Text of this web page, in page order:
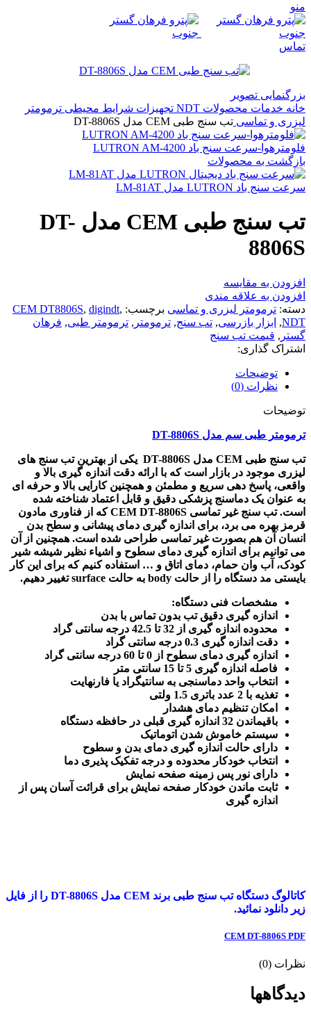
منو
تماس
بزرگنمایی تصویر
خانه خدمات محصولات NDT تجهیزات شرایط محیطی ترمومتر
لیزری و تماسی تب سنج طبی CEM مدل DT-8806S
فلومترهوا-سرعت سنج باد LUTRON AM-4200
بازگشت به محصولات
سرعت سنج باد LUTRON مدل LM-81AT
تب سنج طبی CEM مدل DT-
8806S
افزودن به مقایسه
افزودن به علاقه مندی
دسته: ترمومتر لیزری و تماسی برچسب: CEM DT8806S, digindt,
NDT
, ابزار بازرسی, تب سنج, ترمومتر , ترمومتر طبی, فرهان
گستر , قیمت تب سنج
اشتراک گذاری:
توضیحات
نظرات (0)
توضیحات
ترمومتر طبی سم مدل DT-8806S
تب سنج طبی CEM مدل DT-8806S یکی از بهترین تب سنج های
لیزری موجود در بازار است که با ارائه دقت اندازه گیری بالا و
واقعی، پاسخ دهی سریع و مطمئن و همچنین کارایی بالا و حرفه ای
به عنوان یک دماسنج پزشکی دقیق و قابل اعتماد شناخته شده
است. تب سنج غیر تماسی CEM DT-8806S که از فناوری مادون
قرمز بهره می برد، برای اندازه گیری دمای پیشانی و سطح بدن
انسان آن هم بصورت غیر تماسی طراحی شده است. همچنین از آن
می توانیم برای اندازه گیری دمای سطوح و اشیاء نظیر شیشه شیر
کودک، آب وان حمام، دمای اتاق و … استفاده کنیم که برای این کار
بایستی مد دستگاه را از حالت body به حالت surface تغییر دهیم.
مشخصات فنی دستگاه:
اندازه گیری دقیق تب بدون تماس با بدن
محدوده اندازه گیری از 32 تا 42.5 درجه سانتی گراد
دقت اندازه گیری 0.3 درجه سانتی گراد
اندازه گیری دمای سطوح از 0 تا 60 درجه سانتی گراد
فاصله اندازه گیری 5 تا 15 سانتی متر
انتخاب واحد دماسنجی به سانتیگراد یا فارنهایت
تغذیه با 2 عدد باتری 1.5 ولتی
امکان تنظیم دمای هشدار
باقیماندن 32 اندازه گیری قبلی در حافظه دستگاه
سیستم خاموش شدن اتوماتیک
دارای حالت اندازه گیری دمای بدن و سطوح
انتخاب خودکار محدوده و درجه تفکیک پذیری دما
دارای نور پس زمینه صفحه نمایش
ثابت ماندن خودکار صفحه نمایش برای قرائت آسان پس از
اندازه گیری
کاتالوگ دستگاه تب سنج طبی برند CEM مدل DT-8806S را از فایل
زیر دانلود نمائید.
CEM DT-8806S PDF
نظرات (0)
دیدگاهها